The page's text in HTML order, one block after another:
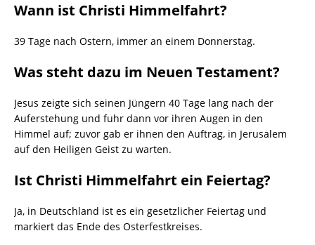
Wann ist Christi Himmelfahrt?
39 Tage nach Ostern, immer an einem Donnerstag.
Was steht dazu im Neuen Testament?
Jesus zeigte sich seinen Jüngern 40 Tage lang nach der
Auferstehung und fuhr dann vor ihren Augen in den
Himmel auf; zuvor gab er ihnen den Auftrag, in Jerusalem
auf den Heiligen Geist zu warten.
Ist Christi Himmelfahrt ein Feiertag?
Ja, in Deutschland ist es ein gesetzlicher Feiertag und
markiert das Ende des Osterfestkreises.